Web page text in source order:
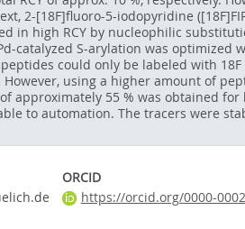
2-[18F]fluoro-5-iodopyridine
in high RCY by nucleophilic
catalyzed S-arylation was
could only be labeled with
However, using a higher amount of
approximately 55 % was obtained
to automation. The tracers were
ORCID
https://orcid.org/0000-